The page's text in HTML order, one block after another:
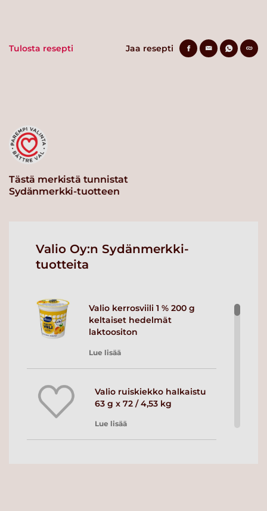
Tulosta resepti Jaa resepti
Tästä merkistä tunnistat
Sydänmerkki-tuotteen
Valio Oy:n Sydänmerkki-
tuotteita
Valio kerrosviili 1 % 200 g
keltaiset hedelmät
laktoositon
Lue lisää
Valio ruiskiekko halkaistu
63 g x 72 / 4,53 kg
Lue lisää